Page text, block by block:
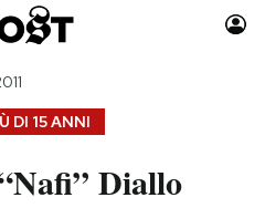
Moda
DI 15 ANNI
Diallo